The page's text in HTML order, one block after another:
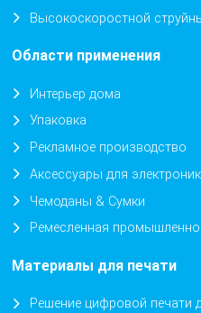
Высокоскоростной
Области применения
Интерьер дома
Упаковка
Рекламное производство
Аксессуары для
Чемоданы & Сумки
Ремесленная
Материалы для печати
Решение цифровой печати